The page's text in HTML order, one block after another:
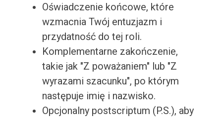
Oświadczenie końcowe, które
wzmacnia Twój entuzjazm i
przydatność do tej roli.
Komplementarne zakończenie,
takie jak "Z poważaniem" lub "Z
wyrazami szacunku", po którym
następuje imię i nazwisko.
Opcjonalny postscriptum (P.S.), aby